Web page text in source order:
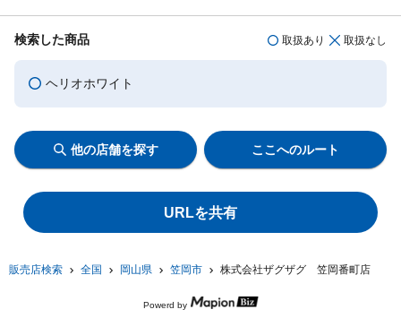
販売店検索 全国 岡山県 笠岡市 株式会社ザグザグ 笠岡番町店
検索した商品 取扱あり 取扱なし
ヘリオホワイト
他の店舗を探す ここへのルート
URLを共有
Powerd by